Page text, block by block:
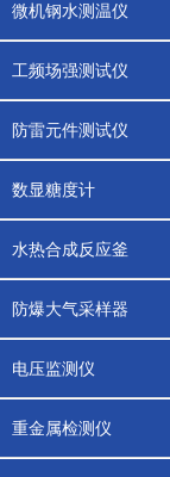
微机钢水测温仪
工频场强测试仪
防雷元件测试仪
数显糖度计
水热合成反应釜
防爆大气采样器
电压监测仪
重金属检测仪